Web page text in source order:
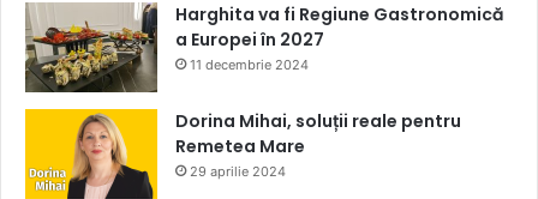
Harghita va fi Regiune Gastronomică
a Europei în 2027
11 decembrie 2024
Dorina Mihai, soluții reale pentru
Remetea Mare
29 aprilie 2024